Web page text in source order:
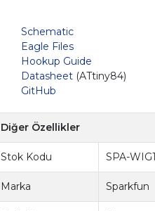
Schematic
Eagle Files
Hookup Guide
Datasheet(ATtiny84)
GitHub
Diğer Özellikler
Stok Kodu SPA-
Marka Sparkfun